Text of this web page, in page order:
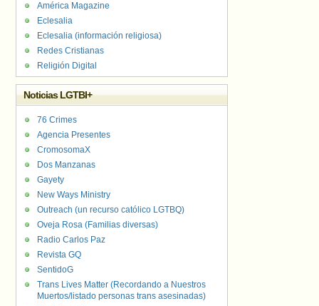
América Magazine
Eclesalia
Eclesalia (información religiosa)
Redes Cristianas
Religión Digital
Noticias LGTBI+
76 Crimes
Agencia Presentes
CromosomaX
Dos Manzanas
Gayety
New Ways Ministry
Outreach (un recurso católico LGTBQ)
Oveja Rosa (Familias diversas)
Radio Carlos Paz
Revista GQ
SentidoG
Trans Lives Matter (Recordando a Nuestros
Muertos/listado personas trans asesinadas)